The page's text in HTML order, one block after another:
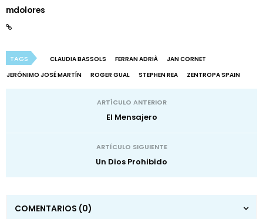
mdolores
TAGS CLAUDIA BASSOLS FERRAN ADRIÀ
JAN CORNET
JERÓNIMO JOSÉ MARTÍN
ROGER GUAL STEPHEN REA ZENTROPA SPAIN
ARTÍCULO ANTERIOR
El Mensajero
ARTÍCULO SIGUIENTE
Un Dios Prohibido
COMENTARIOS (0)